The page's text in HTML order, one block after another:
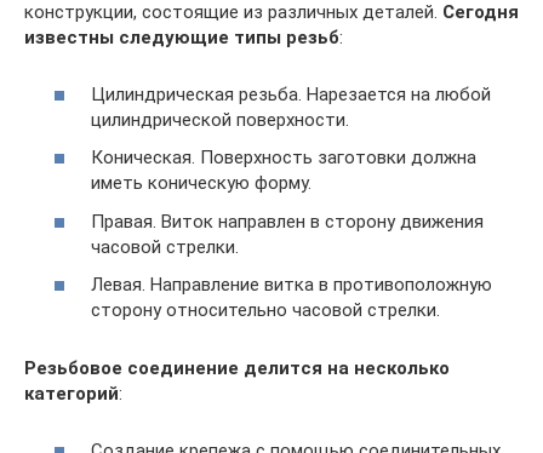
конструкции, состоящие из различных деталей. Сегодня
известны следующие типы резьб:
Цилиндрическая резьба. Нарезается на любой
цилиндрической поверхности.
Коническая. Поверхность заготовки должна
иметь коническую форму.
Правая. Виток направлен в сторону движения
часовой стрелки.
Левая. Направление витка в противоположную
сторону относительно часовой стрелки.
Резьбовое соединение делится на несколько
категорий: